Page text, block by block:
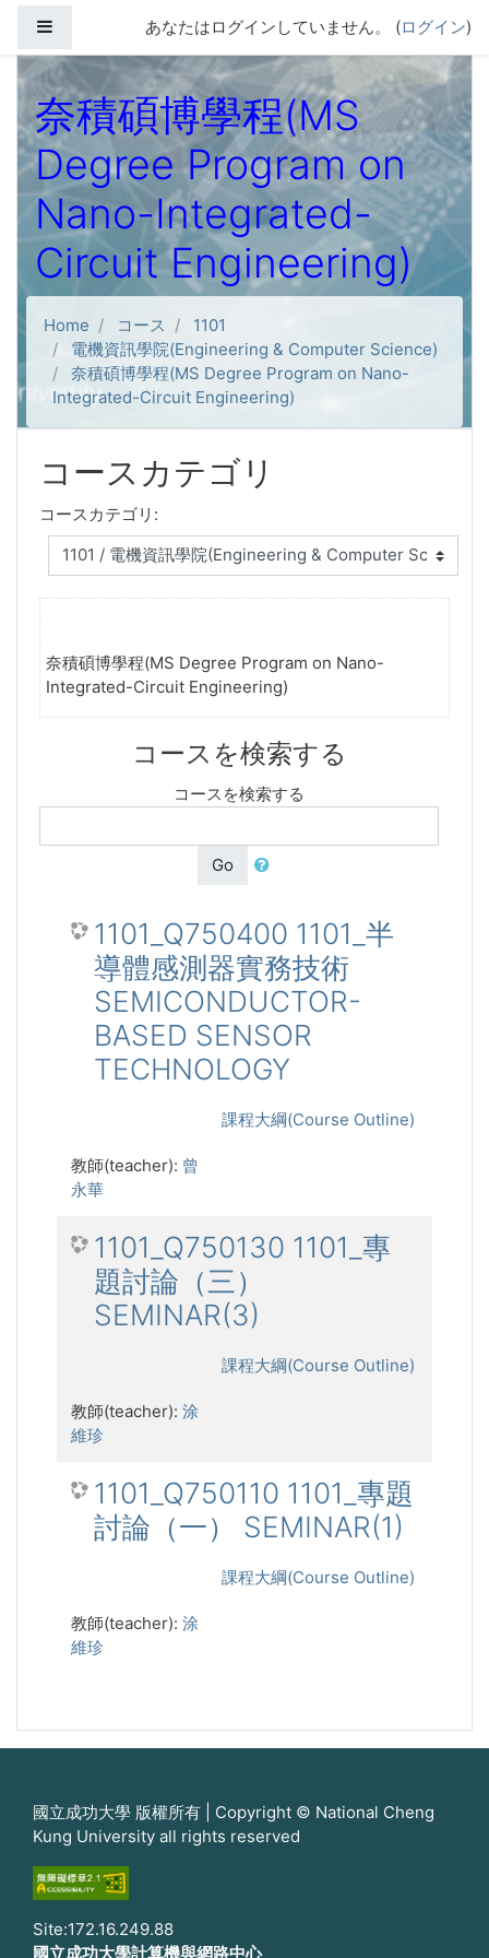
サイドパネルあなたはログインしていません。 (ログイン)
奈積碩博學程(MS
Degree Program on
Nano-Integrated-
Circuit Engineering)
Home コース
1101
電機資訊學院(Engineering & Computer Science)
奈積碩博學程(MS Degree Program on Nano-
Integrated-Circuit Engineering)
コースカテゴリ
コースカテゴリ:
奈積碩博學程(MS Degree Program on Nano-
Integrated-Circuit Engineering)
コースを検索する
コースを検索する
Go
1101_Q750400 1101_半
導體感測器實務技術
SEMICONDUCTOR-
BASED SENSOR
TECHNOLOGY
課程大綱(Course Outline)
教師(teacher): 曾
永華
1101_Q750130 1101_專
題討論（三）
SEMINAR(3)
課程大綱(Course Outline)
教師(teacher): 涂
維珍
1101_Q750110 1101_專題
討論（一） SEMINAR(1)
課程大綱(Course Outline)
教師(teacher): 涂
維珍
國立成功大學 版權所有 | Copyright © National Cheng
Kung University all rights reserved
Site:172.16.249.88
國立成功大學計算機與網路中心